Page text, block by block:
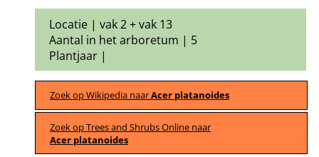
Locatie | vak 2 + vak 13
Aantal in het arboretum | 5
Plantjaar |
Zoek op Wikipedia naarAcer platanoides
Zoek op Trees and Shrubs Online naar
Acer platanoides